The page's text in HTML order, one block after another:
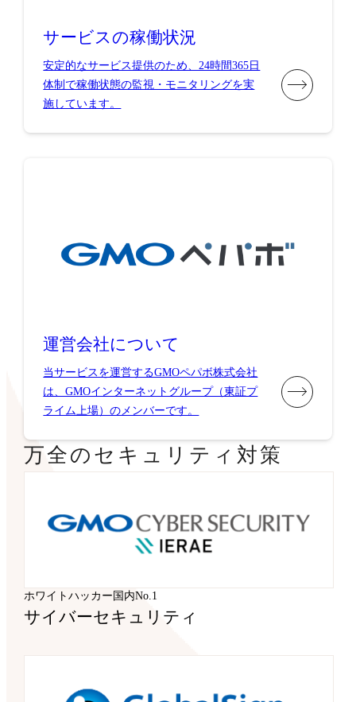
サービスの稼働状況
安定的なサービス提供のため、24時間365日
体制で稼働状態の監視・モニタリングを実
施しています。
運営会社について
当サービスを運営するGMOペパボ株式会社
は、GMOインターネットグループ（東証プ
ライム上場）のメンバーです。
万全のセキュリティ対策
ホワイトハッカー国内No.1
サイバーセキュリティ